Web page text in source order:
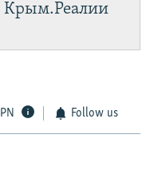
Крым.Реалии
Follow us